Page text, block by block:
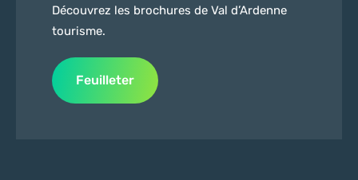
Découvrez les brochures de Val d’Ardenne
tourisme.
Feuilleter